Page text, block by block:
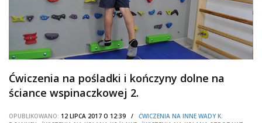
Ćwiczenia na pośladki i kończyny dolne na
ściance wspinaczkowej 2.
OPUBLIKOWANO: 12 LIPCA 2017 O 12:39 / ĆWICZENIA NA INNE WADY K.